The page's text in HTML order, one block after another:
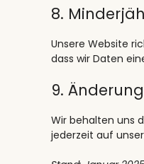
8.
Unsere Website
dass wir Daten
9.
Wir behalten uns
jederzeit auf